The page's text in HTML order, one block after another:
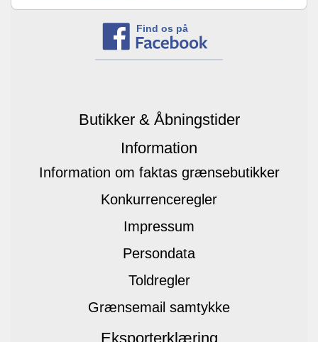
Find os på
Butikker & Åbningstider
Information
Information om faktas grænsebutikker
Konkurrenceregler
Impressum
Persondata
Toldregler
Grænsemail samtykke
Eksporterklæring